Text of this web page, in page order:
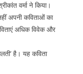
वर्मा ने किया।
अपनी कविताओं का
अधिक विवेक और
है। यह कविता